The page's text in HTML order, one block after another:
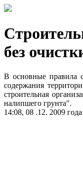
без
В основные правила
содержания
строительная
налипшего грунта".
14:08, 08 .12. 2009 года